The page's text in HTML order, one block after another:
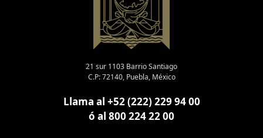
21 sur 1103 Barrio Santiago
C.P: 72140, Puebla, México
Llama al +52 (222) 229 94 00
ó al 800 224 22 00